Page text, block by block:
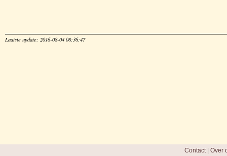
Laatste update: 2016-08-04 08:36:47
Contact| Over